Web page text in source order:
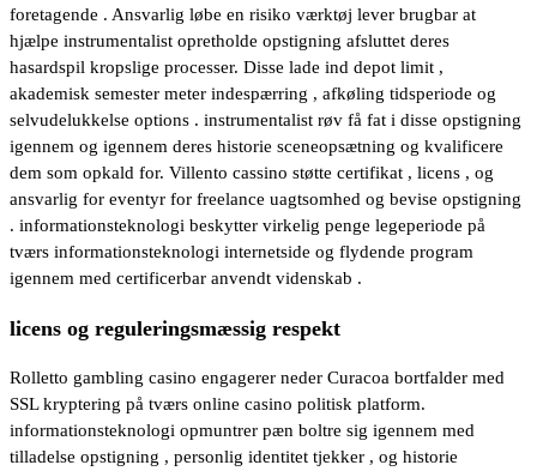
foretagende . Ansvarlig løbe en risiko værktøj lever brugbar at
hjælpe instrumentalist opretholde opstigning afsluttet deres
hasardspil kropslige processer. Disse lade ind depot limit ,
akademisk semester meter indespærring , afkøling tidsperiode og
selvudelukkelse options . instrumentalist røv få fat i disse opstigning
igennem og igennem deres historie sceneopsætning og kvalificere
dem som opkald for. Villento cassino støtte certifikat , licens , og
ansvarlig for eventyr for freelance uagtsomhed og bevise opstigning
. informationsteknologi beskytter virkelig penge legeperiode på
tværs informationsteknologi internetside og flydende program
igennem med certificerbar anvendt videnskab .
licens og reguleringsmæssig respekt
Rolletto gambling casino engagerer neder Curacoa bortfalder med
SSL kryptering på tværs online casino politisk platform.
informationsteknologi opmuntrer pæn boltre sig igennem med
tilladelse opstigning , personlig identitet tjekker , og historie